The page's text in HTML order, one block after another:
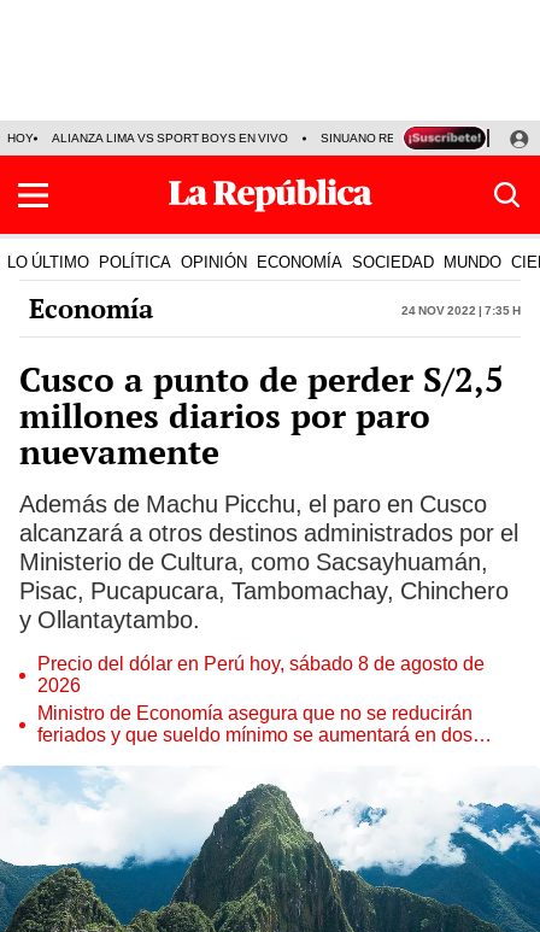
HOY ALIANZA LIMA VS SPORT BOYS EN VIVO SINUANO RESULTADOS HOY
LO ÚLTIMO POLÍTICA OPINIÓN ECONOMÍA SOCIEDAD MUNDO
Economía 24 Nov 2022 | 7:35 h
Cusco a punto de perder S/2,5
millones diarios por paro
nuevamente
Además de Machu Picchu, el paro en Cusco
alcanzará a otros destinos administrados por el
Ministerio de Cultura, como Sacsayhuamán,
Pisac, Pucapucara, Tambomachay, Chinchero
y Ollantaytambo.
Precio del dólar en Perú hoy, sábado 8 de agosto de
2026
Ministro de Economía asegura que no se reducirán
feriados y que sueldo mínimo se aumentará en dos